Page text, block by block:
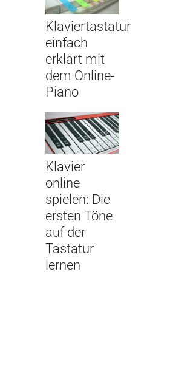
Klaviertastatur
einfach
erklärt mit
dem Online-
Piano
Klavier
online
spielen: Die
ersten Töne
auf der
Tastatur
lernen